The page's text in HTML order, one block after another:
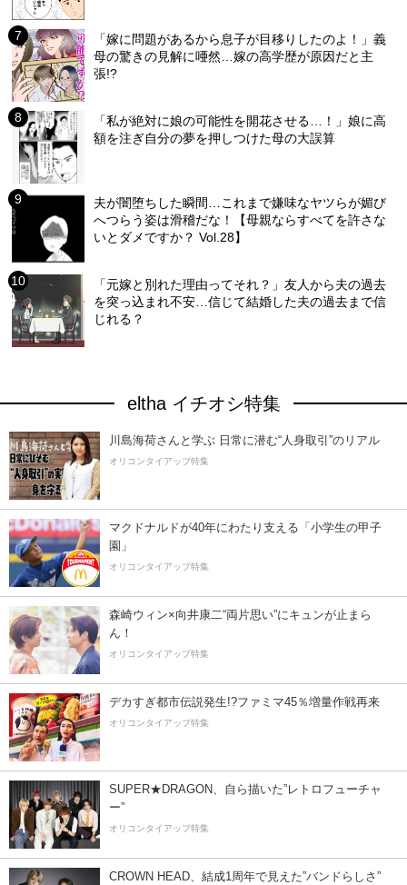
「嫁に問題があるから息子が目移りしたのよ！」義
母の驚きの見解に唖然…嫁の高学歴が原因だと主
張!?
「私が絶対に娘の可能性を開花させる…！」娘に高
額を注ぎ自分の夢を押しつけた母の大誤算
夫が闇堕ちした瞬間…これまで嫌味なヤツらが媚び
へつらう姿は滑稽だな！【母親ならすべてを許さな
いとダメですか？ Vol.28】
「元嫁と別れた理由ってそれ？」友人から夫の過去
を突っ込まれ不安…信じて結婚した夫の過去まで信
じれる？
eltha イチオシ特集
川島海荷さんと学ぶ 日常に潜む“人身取引”のリアル
オリコンタイアップ特集
マクドナルドが40年にわたり支える「小学生の甲子
園」
オリコンタイアップ特集
森崎ウィン×向井康二“両片思い”にキュンが止まら
ん！
オリコンタイアップ特集
デカすぎ都市伝説発生!?ファミマ45％増量作戦再来
オリコンタイアップ特集
SUPER★DRAGON、自ら描いた”レトロフューチャ
ー”
オリコンタイアップ特集
CROWN HEAD、結成1周年で見えた”バンドらしさ”